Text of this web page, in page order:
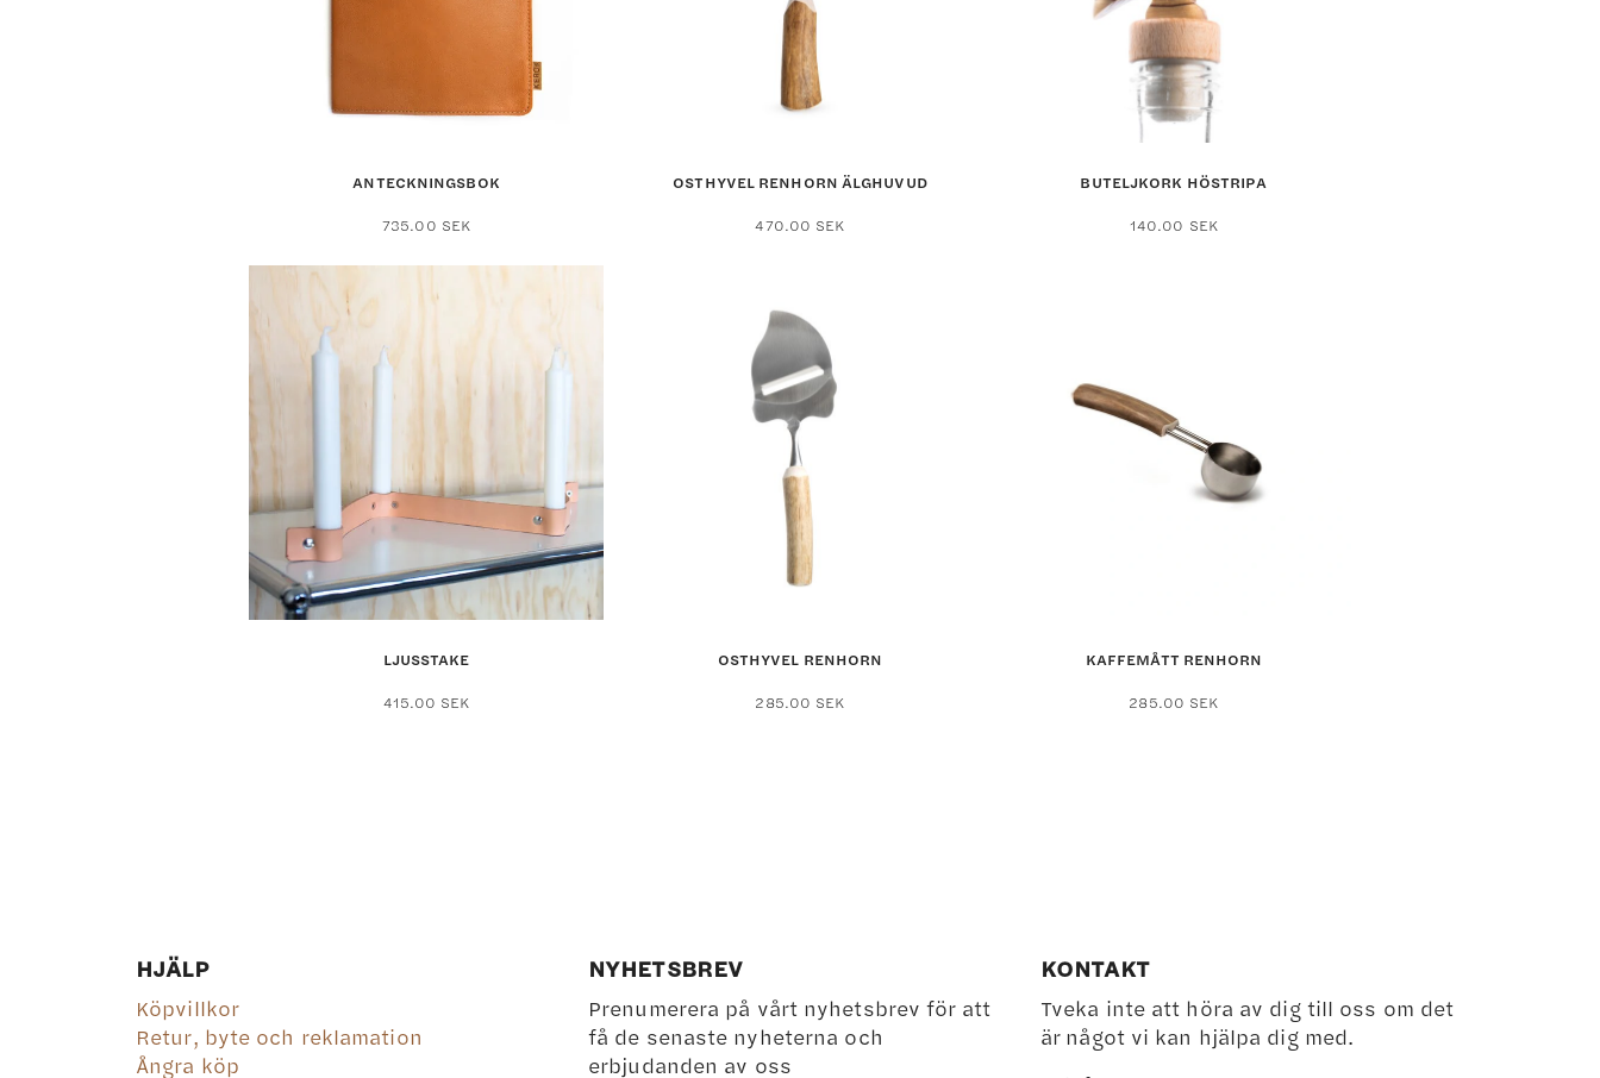
ANTECKNINGSBOK
735.00 SEK
OSTHYVEL RENHORN ÄLGHUVUD
470.00 SEK
BUTELJKORK HÖSTRIPA
140.00 SEK
LJUSSTAKE
415.00 SEK
OSTHYVEL RENHORN
285.00 SEK
KAFFEMÅTT RENHORN
285.00 SEK
HJÄLP
Köpvillkor
Retur, byte och reklamation
Ångra köp
NYHETSBREV
Prenumerera på vårt nyhetsbrev för att
få de senaste nyheterna och
erbjudanden av oss
KONTAKT
Tveka inte att höra av dig till oss om det
är något vi kan hjälpa dig med.